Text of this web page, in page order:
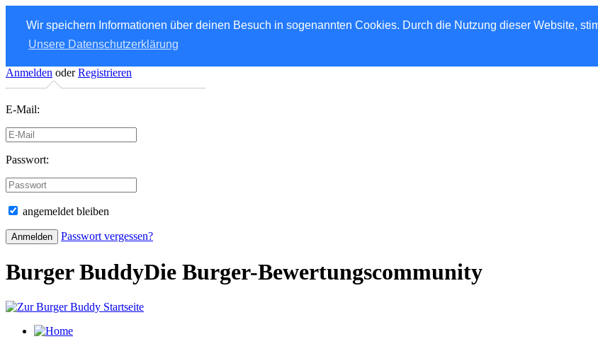
Wir speichern Informationen über deinen Besuch in sogenannten Cookies. Durch die Nutzung dieser Website,
Unsere Datenschutzerklärung
Anmelden oder Registrieren
E-Mail:
Passwort:
angemeldet bleiben
Passwort vergessen?
Burger BuddyDie Burger-Bewertungscommunity